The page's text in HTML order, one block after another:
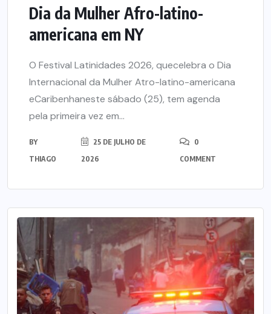
Dia da Mulher Afro-latino-
americana em NY
O Festival Latinidades 2026, quecelebra o Dia
Internacional da Mulher Atro-latino-americana
eCaribenhaneste sábado (25), tem agenda
pela primeira vez em...
BY
THIAGO
25 DE JULHO DE
2026
0
COMMENT